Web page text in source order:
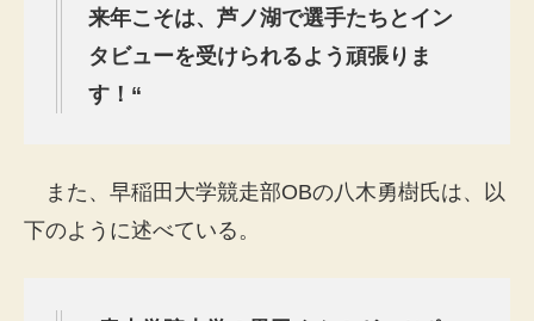
来年こそは、芦ノ湖で選手たちとイン
タビューを受けられるよう頑張りま
す！“
また、早稲田大学競走部OBの八木勇樹氏は、以
下のように述べている。